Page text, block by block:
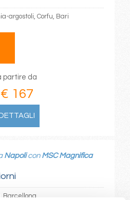
argostoli, Corfu, Bari
partire da
€ 167
DETTAGLI
Napolicon MSC Magnifica
Barcellona